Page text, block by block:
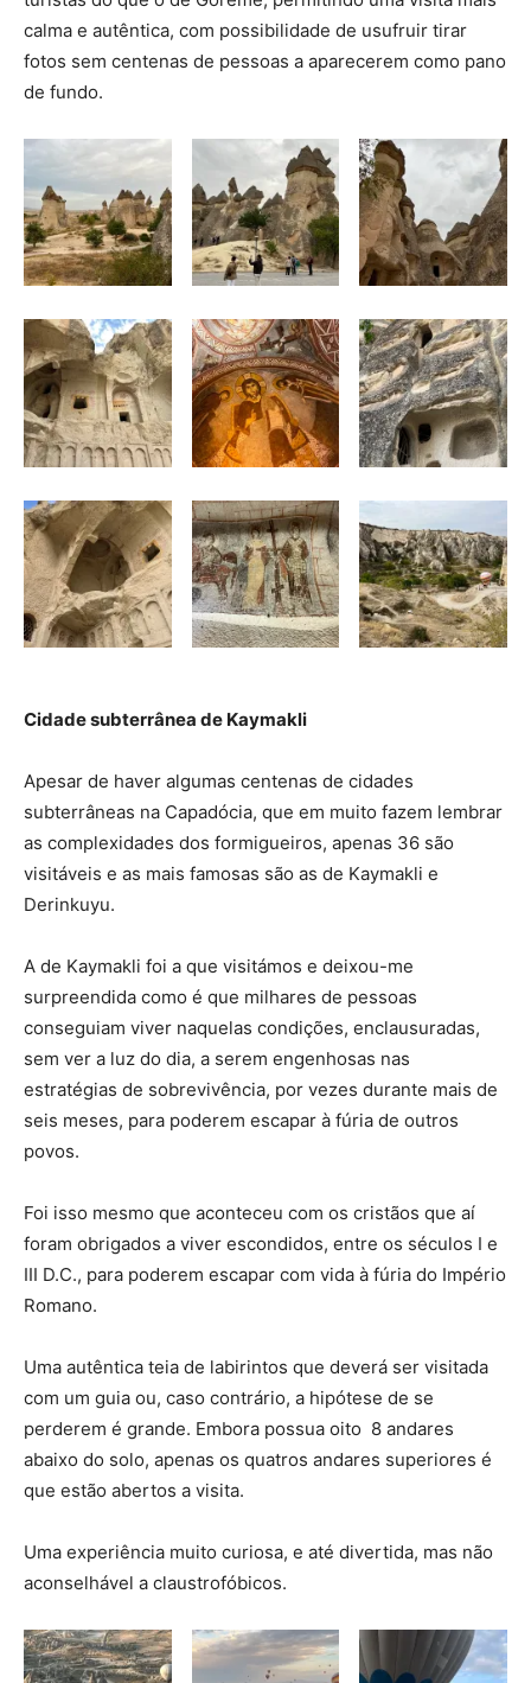
calma e autêntica, com possibilidade de usufruir tirar
fotos sem centenas de pessoas a aparecerem como pano
de fundo.
Cidade subterrânea de Kaymakli
Apesar de haver algumas centenas de cidades
subterrâneas na Capadócia, que em muito fazem lembrar
as complexidades dos formigueiros, apenas 36 são
visitáveis e as mais famosas são as de Kaymakli e
Derinkuyu.
A de Kaymakli foi a que visitámos e deixou-me
surpreendida como é que milhares de pessoas
conseguiam viver naquelas condições, enclausuradas,
sem ver a luz do dia, a serem engenhosas nas
estratégias de sobrevivência, por vezes durante mais de
seis meses, para poderem escapar à fúria de outros
povos.
Foi isso mesmo que aconteceu com os cristãos que aí
foram obrigados a viver escondidos, entre os séculos I e
III D.C., para poderem escapar com vida à fúria do Império
Romano.
Uma autêntica teia de labirintos que deverá ser visitada
com um guia ou, caso contrário, a hipótese de se
perderem é grande. Embora possua oito 8 andares
abaixo do solo, apenas os quatros andares superiores é
que estão abertos a visita.
Uma experiência muito curiosa, e até divertida, mas não
aconselhável a claustrofóbicos.